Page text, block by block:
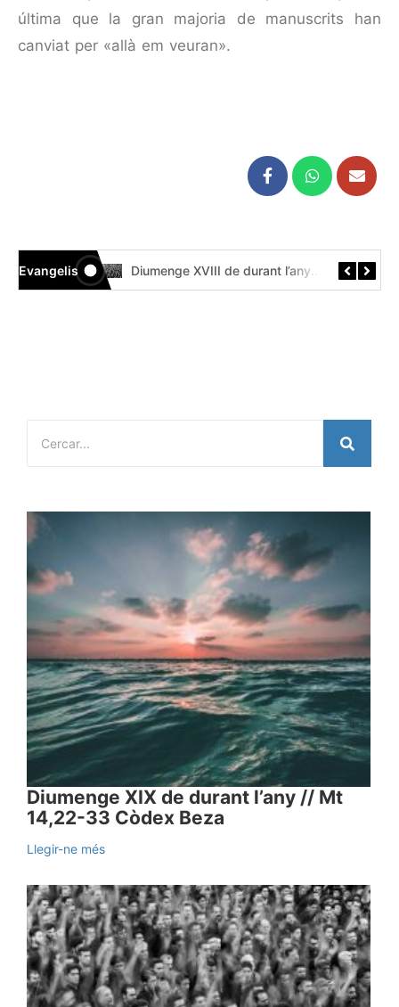
última que la gran majoria de manuscrits han
canviat per «allà em veuran».
Evangelis Diumenge XIX de durant l’any // Mt 14,22-33 Còdex Beza Diumenge XVIII de durant l’any // Mt 14,13-21 Códice Beza
Diumenge XIX de durant l’any // Mt
14,22-33 Còdex Beza
Llegir-ne més